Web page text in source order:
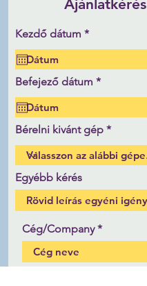
Ajánlatkérés
Kezdő dátum *r
u
i
r
e
Befejező dátum *r
u
i
r
e
d
Bérelni kivánt gép
Egyébb kérés
Cég/Company